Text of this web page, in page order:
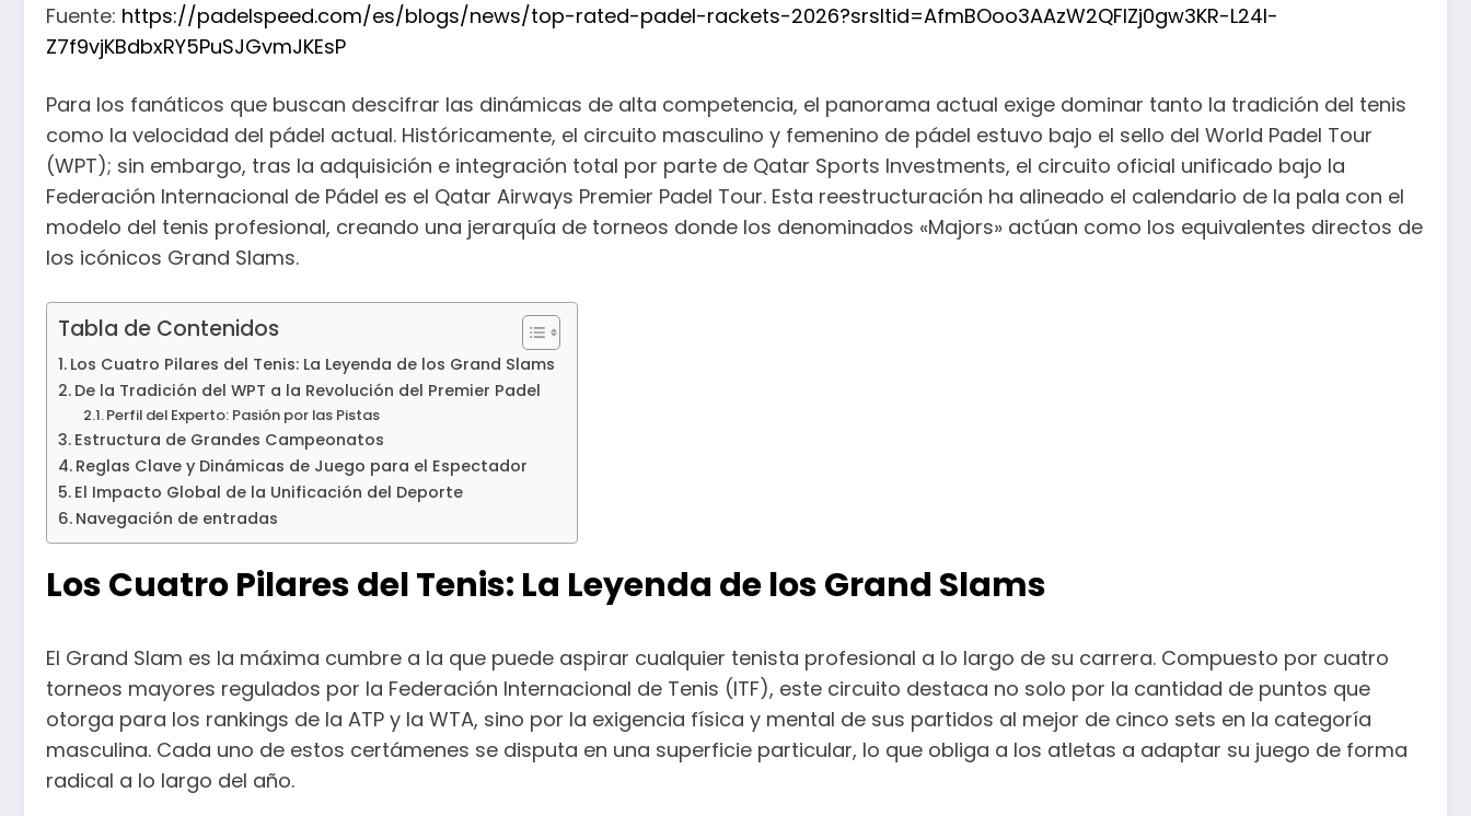
Fuente: https://padelspeed.com/es/blogs/news/top-rated-padel-rackets-2026?srsltid=AfmBOoo3AAzW2QFIZj0gw3KR-L24I-
Z7f9vjKBdbxRY5PuSJGvmJKEsP
Para los fanáticos que buscan descifrar las dinámicas de alta competencia, el panorama actual exige dominar tanto la tradición del tenis
como la velocidad del pádel actual. Históricamente, el circuito masculino y femenino de pádel estuvo bajo el sello del World Padel Tour
(WPT); sin embargo, tras la adquisición e integración total por parte de Qatar Sports Investments, el circuito oficial unificado bajo la
Federación Internacional de Pádel es el Qatar Airways Premier Padel Tour. Esta reestructuración ha alineado el calendario de la pala con el
modelo del tenis profesional, creando una jerarquía de torneos donde los denominados «Majors» actúan como los equivalentes directos de
los icónicos Grand Slams.
Tabla de Contenidos
Los Cuatro Pilares del Tenis: La Leyenda de los Grand Slams
De la Tradición del WPT a la Revolución del Premier Padel
Perfil del Experto: Pasión por las Pistas
Estructura de Grandes Campeonatos
Reglas Clave y Dinámicas de Juego para el Espectador
El Impacto Global de la Unificación del Deporte
Navegación de entradas
Los Cuatro Pilares del Tenis: La Leyenda de los Grand Slams
El Grand Slam es la máxima cumbre a la que puede aspirar cualquier tenista profesional a lo largo de su carrera. Compuesto por cuatro
torneos mayores regulados por la Federación Internacional de Tenis (ITF), este circuito destaca no solo por la cantidad de puntos que
otorga para los rankings de la ATP y la WTA, sino por la exigencia física y mental de sus partidos al mejor de cinco sets en la categoría
masculina. Cada uno de estos certámenes se disputa en una superficie particular, lo que obliga a los atletas a adaptar su juego de forma
radical a lo largo del año.